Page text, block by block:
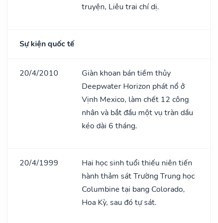
truyện, Liêu trai chí dị.
Sự kiện quốc tế
20/4/2010
Giàn khoan bán tiềm thủy
Deepwater Horizon phát nổ ở
Vịnh Mexico, làm chết 12 công
nhân và bắt đầu một vụ tràn dầu
kéo dài 6 tháng.
20/4/1999
Hai học sinh tuổi thiếu niên tiến
hành thảm sát Trường Trung học
Columbine tại bang Colorado,
Hoa Kỳ, sau đó tự sát.